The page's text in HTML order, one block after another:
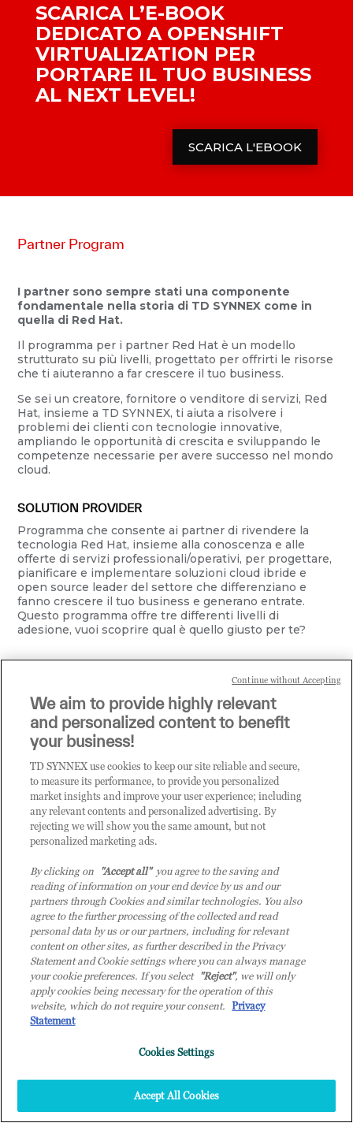
SCARICA L’E-BOOK
DEDICATO A OPENSHIFT
VIRTUALIZATION PER
PORTARE IL TUO BUSINESS
AL NEXT LEVEL!
SCARICA L'EBOOK
Partner Program
I partner sono sempre stati una componente
fondamentale nella storia di TD SYNNEX come in
quella di Red Hat.
Il programma per i partner Red Hat è un modello
strutturato su più livelli, progettato per offrirti le risorse
che ti aiuteranno a far crescere il tuo business.
Se sei un creatore, fornitore o venditore di servizi, Red
Hat, insieme a TD SYNNEX, ti aiuta a risolvere i
problemi dei clienti con tecnologie innovative,
ampliando le opportunità di crescita e sviluppando le
competenze necessarie per avere successo nel mondo
cloud.
SOLUTION PROVIDER
Programma che consente ai partner di rivendere la
tecnologia Red Hat, insieme alla conoscenza e alle
offerte di servizi professionali/operativi, per progettare,
pianificare e implementare soluzioni cloud ibride e
open source leader del settore che differenziano e
fanno crescere il tuo business e generano entrate.
Questo programma offre tre differenti livelli di
adesione, vuoi scoprire qual è quello giusto per te?
CCSP
Il programma Red Hat Certified Cloud and Service
Provider (CCSP) aiuta le organizzazioni IT a utilizzare le
tecnologie cloud per ridurre i costi, migliorare la
flessibilità e stare al passo con la concorrenza. Il
programma Red Hat CCSP offre ai partner la possibilità
di espandere i servizi cloud affidabili che forniscono ai
clienti.
I partner CCSP possono fornire servizi gestiti su
prodotti già nei loro data center, accompagnati dal
pluripremiato supporto tecnico di Red Hat. Tra i
maggiori benefit di adesione al programma troviamo
una crescente richiesta del mercato per questo tipo di
soluzioni e una personalizzazione del programma
basata su prezzi flessibili e su richiesta.
ISV
Le soluzioni dei partner ISV di Red Hat sono certificate
e supportate sui prodotti Red Hat e forniscono
realizzare i tuoi obiettivi aziendali. Viene supportata
una strategia di cloud ibrido per aiutare i partner a
creare ed eseguire applicazioni su qualsiasi cloud.
We aim to provide highly relevant
and personalized content to benefit
your business!
TD SYNNEX use cookies to keep our site reliable and secure,
to measure its performance, to provide you personalized
market insights and improve your user experience; including
any relevant contents and personalized advertising. By
rejecting we will show you the same amount, but not
personalized marketing ads.
By clicking on "Accept all"you agree to the saving and
reading of information on your end device by us and our
partners through Cookies and similar technologies. You also
agree to the further processing of the collected and read
personal data by us or our partners, including for relevant
content on other sites, as further described in the Privacy
Statement and Cookie settings where you can always manage
your cookie preferences. If you select "Reject", we will only
apply cookies being necessary for the operation of this
website, which do not require your consent. Privacy
Statement
Cookies Settings
Accept All Cookies
Continue without Accepting